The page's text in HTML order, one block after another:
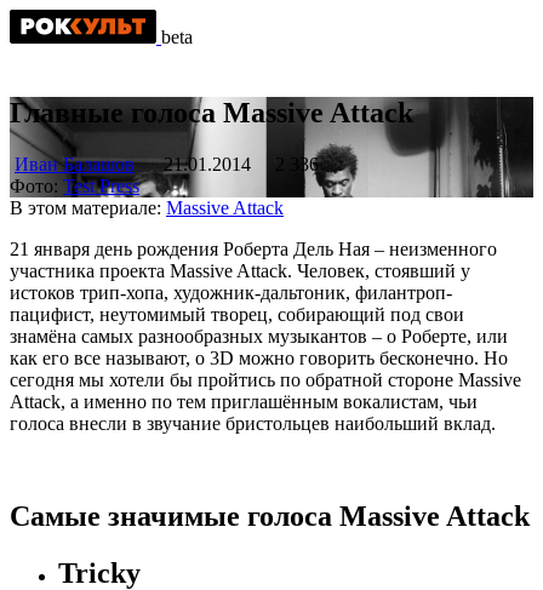
beta
Главные голоса Massive Attack
Иван Балашов 21.01.2014
2 336
Фото: Test Press
В этом материале: Massive Attack
21 января день рождения Роберта Дель Ная – неизменного
участника проекта Massive Attack. Человек, стоявший у
истоков трип-хопа, художник-дальтоник, филантроп-
пацифист, неутомимый творец, собирающий под свои
знамёна самых разнообразных музыкантов – о Роберте, или
как его все называют, о 3D можно говорить бесконечно. Но
сегодня мы хотели бы пройтись по обратной стороне Massive
Attack, а именно по тем приглашённым вокалистам, чьи
голоса внесли в звучание бристольцев наибольший вклад.
Самые значимые голоса Massive Attack
Tricky